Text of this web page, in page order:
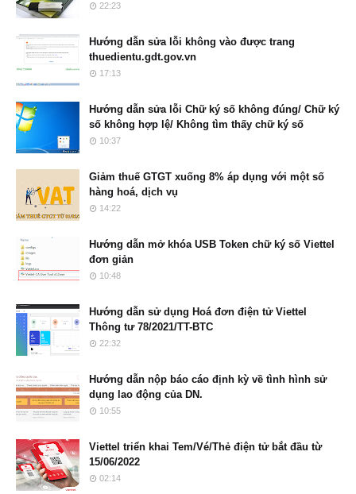
22:23
Hướng dẫn sửa lỗi không vào được trang
thuedientu.gdt.gov.vn
17:13
Hướng dẫn sửa lỗi Chữ ký số không đúng/ Chữ ký
số không hợp lệ/ Không tìm thấy chữ ký số
10:37
Giảm thuế GTGT xuống 8% áp dụng với một số
hàng hoá, dịch vụ
14:22
Hướng dẫn mở khóa USB Token chữ ký số Viettel
đơn giản
10:48
Hướng dẫn sử dụng Hoá đơn điện tử Viettel
Thông tư 78/2021/TT-BTC
22:32
Hướng dẫn nộp báo cáo định kỳ về tình hình sử
dụng lao động của DN.
10:55
Viettel triển khai Tem/Vé/Thẻ điện tử bắt đầu từ
15/06/2022
02:14